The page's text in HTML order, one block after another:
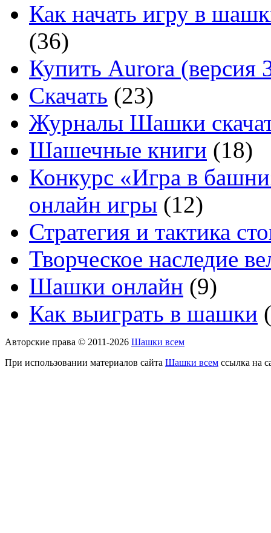
Как начать игру в
(36)
Купить Aurora (версия
Скачать (23)
Журналы Шашки
Шашечные книги (18)
Конкурс «Игра в
онлайн игры (12)
Стратегия и тактика
Творческое наследие
Шашки онлайн (9)
Как выиграть в шашки
Авторские права © 2011-2026 Шашки всем
При использовании материалов сайта Шашки всем ссылка на